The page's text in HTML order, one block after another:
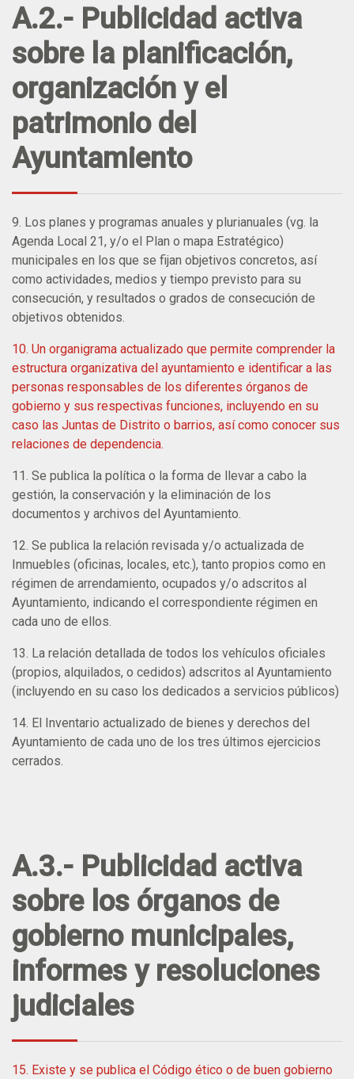
A.2.- Publicidad activa
sobre la planificación,
organización y el
patrimonio del
Ayuntamiento
9. Los planes y programas anuales y plurianuales (vg. la
Agenda Local 21, y/o el Plan o mapa Estratégico)
municipales en los que se fijan objetivos concretos, así
como actividades, medios y tiempo previsto para su
consecución, y resultados o grados de consecución de
objetivos obtenidos.
10. Un organigrama actualizado que permite comprender la
estructura organizativa del ayuntamiento e identificar a las
personas responsables de los diferentes órganos de
gobierno y sus respectivas funciones, incluyendo en su
caso las Juntas de Distrito o barrios, así como conocer sus
relaciones de dependencia.
11. Se publica la política o la forma de llevar a cabo la
gestión, la conservación y la eliminación de los
documentos y archivos del Ayuntamiento.
12. Se publica la relación revisada y/o actualizada de
Inmuebles (oficinas, locales, etc.), tanto propios como en
régimen de arrendamiento, ocupados y/o adscritos al
Ayuntamiento, indicando el correspondiente régimen en
cada uno de ellos.
13. La relación detallada de todos los vehículos oficiales
(propios, alquilados, o cedidos) adscritos al Ayuntamiento
(incluyendo en su caso los dedicados a servicios públicos)
14. El Inventario actualizado de bienes y derechos del
Ayuntamiento de cada uno de los tres últimos ejercicios
cerrados.
A.3.- Publicidad activa
sobre los órganos de
gobierno municipales,
informes y resoluciones
judiciales
15. Existe y se publica el Código ético o de buen gobierno